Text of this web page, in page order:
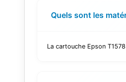
Quels sont les
La cartouche Epson